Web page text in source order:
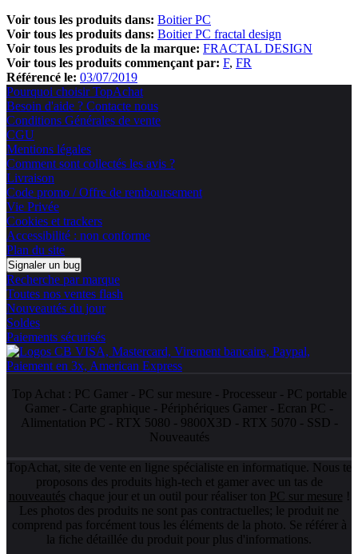
Voir tous les produits dans: Boitier PC
Voir tous les produits dans: Boitier PC fractal design
Voir tous les produits de la marque: FRACTAL DESIGN
Voir tous les produits commençant par: F FR
Référencé le: 03/07/2019
Pourquoi choisir TopAchat
Besoin d'aide ? Contacte nous
Conditions Générales de vente
CGU
Mentions légales
Comment sont collectés les avis ?
Livraison
Code promo / Offre de remboursement
Vie Privée
Cookies et trackers
Accessibilité : non conforme
Plan du site
Signaler un bug
Recherche par marque
Toutes nos ventes flash
Nouveautés du jour
Soldes
Paiements sécurisés
Top Achat : PC Gamer- PC sur mesure - Processeur- PC portable
Gamer - Carte graphique - Périphériques Gamer - Ecran PC -
Alimentation PC - RTX 5080 - 9800X3D - RTX 5070 - SSD -
Nouveautés
TopAchat, site de vente en ligne spécialiste en informatique. Nous te
proposons des produits high-tech et gamer avec un tas de
nouveautés chaque jour et un outil pour réaliser ton PC sur mesure !
Les photos des produits ne sont pas contractuelles; le produit ne
comprend pas forcément tous les éléments de la photo. Se référer à
la fiche détaillée du produit pour plus d'informations.